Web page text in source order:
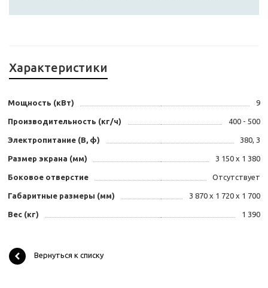
Характеристики
Мощность (кВт) 9
Производительность (кг/ч) 400 - 500
Электропитание (В, ф) 380, 3
Размер экрана (мм) 3 150 х 1 380
Боковое отверстие Отсутствует
Габаритные размеры (мм) 3 870 х 1 720 х 1 700
Вес (кг) 1 390
Вернуться к списку